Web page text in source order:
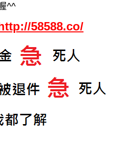
^^
58588.co/